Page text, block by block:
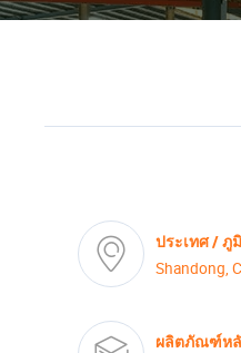
ประเทศ / ภู
Shandong,
ผลิตภัณฑ์ห